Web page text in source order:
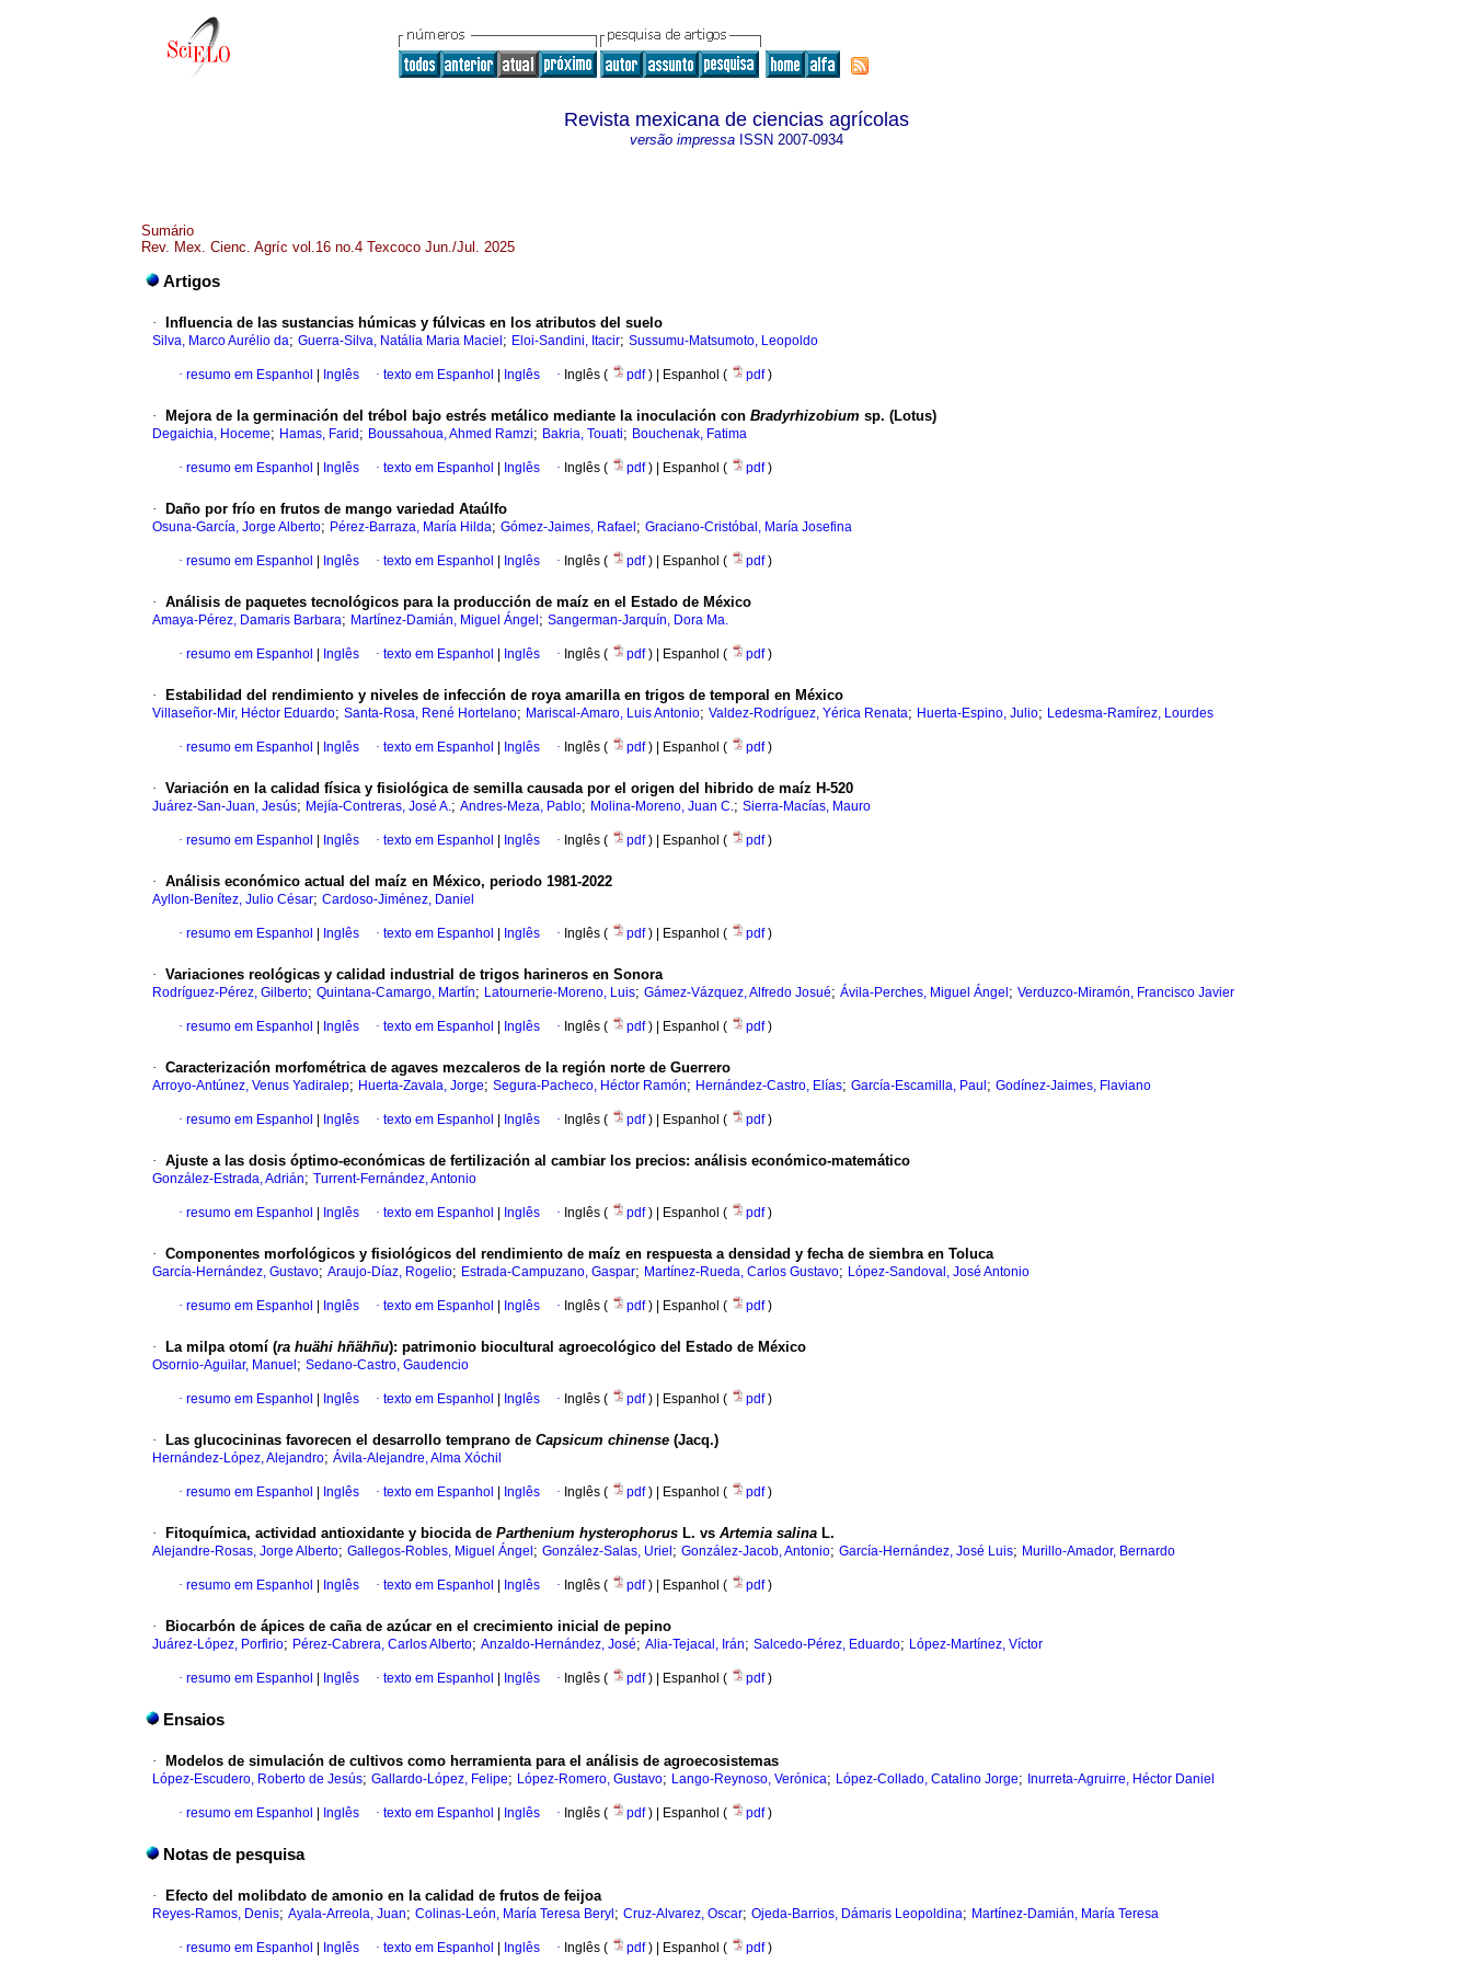
Revista mexicana de ciencias agrícolas
versão impressaISSN 2007-0934
Sumário
Rev. Mex. Cienc. Agríc vol.16 no.4 Texcoco Jun./Jul. 2025
Artigos
· Influencia de las sustancias húmicas y fúlvicas en los atributos del suelo
Silva, Marco Aurélio da; Guerra-Silva, Natália Maria Maciel ; Eloi-Sandini, Itacir; Sussumu-Matsumoto, Leopoldo
· resumo em Espanhol Inglês · texto em Espanhol Inglês · Inglês ( pdf) | Espanhol ( pdf)
· Mejora de la germinación del trébol bajo estrés metálico mediante la inoculación con Bradyrhizobium sp. (Lotus)
Degaichia, Hoceme; Hamas, Farid ; Boussahoua, Ahmed Ramzi; Bakria, Touati; Bouchenak, Fatima
· resumo em Espanhol Inglês · texto em Espanhol Inglês · Inglês ( pdf) | Espanhol ( pdf)
· Daño por frío en frutos de mango variedad Ataúlfo
Osuna-García, Jorge Alberto; Pérez-Barraza, María Hilda; Gómez-Jaimes, Rafael ; Graciano-Cristóbal, María Josefina
· resumo em Espanhol Inglês · texto em Espanhol Inglês · Inglês ( pdf) | Espanhol ( pdf)
· Análisis de paquetes tecnológicos para la producción de maíz en el Estado de México
Amaya-Pérez, Damaris Barbara; Martínez-Damián, Miguel Ángel ; Sangerman-Jarquín, Dora Ma.
· resumo em Espanhol Inglês · texto em Espanhol Inglês · Inglês ( pdf) | Espanhol ( pdf)
· Estabilidad del rendimiento y niveles de infección de roya amarilla en trigos de temporal en México
Villaseñor-Mir, Héctor Eduardo; Santa-Rosa, René Hortelano; Mariscal-Amaro, Luis Antonio; Valdez-Rodríguez, Yérica Renata; Huerta-Espino, Julio; Ledesma-Ramírez, Lourdes
· resumo em Espanhol Inglês · texto em Espanhol Inglês · Inglês ( pdf) | Espanhol ( pdf)
· Variación en la calidad física y fisiológica de semilla causada por el origen del hibrido de maíz H-520
Juárez-San-Juan, Jesús; Mejía-Contreras, José A.; Andres-Meza, Pablo; Molina-Moreno, Juan C.; Sierra-Macías, Mauro
· resumo em Espanhol Inglês · texto em Espanhol Inglês · Inglês ( pdf) | Espanhol ( pdf)
· Análisis económico actual del maíz en México, periodo 1981-2022
Ayllon-Benítez, Julio César; Cardoso-Jiménez, Daniel
· resumo em Espanhol Inglês · texto em Espanhol Inglês · Inglês ( pdf) | Espanhol ( pdf)
· Variaciones reológicas y calidad industrial de trigos harineros en Sonora
Rodríguez-Pérez, Gilberto; Quintana-Camargo, Martín; Latournerie-Moreno, Luis; Gámez-Vázquez, Alfredo Josué; Ávila-Perches, Miguel Ángel ; Verduzco-Miramón, Francisco Javier
· resumo em Espanhol Inglês · texto em Espanhol Inglês · Inglês ( pdf) | Espanhol ( pdf)
· Caracterización morfométrica de agaves mezcaleros de la región norte de Guerrero
Arroyo-Antúnez, Venus Yadiralep; Huerta-Zavala, Jorge; Segura-Pacheco, Héctor Ramón; Hernández-Castro, Elías; García-Escamilla, Paul ; Godínez-Jaimes, Flaviano
· resumo em Espanhol Inglês · texto em Espanhol Inglês · Inglês ( pdf) | Espanhol ( pdf)
· Ajuste a las dosis óptimo-económicas de fertilización al cambiar los precios: análisis económico-matemático
González-Estrada, Adrián; Turrent-Fernández, Antonio
· resumo em Espanhol Inglês · texto em Espanhol Inglês · Inglês ( pdf) | Espanhol ( pdf)
· Componentes morfológicos y fisiológicos del rendimiento de maíz en respuesta a densidad y fecha de siembra en Toluca
García-Hernández, Gustavo; Araujo-Díaz, Rogelio; Estrada-Campuzano, Gaspar; Martínez-Rueda, Carlos Gustavo; López-Sandoval, José Antonio
· resumo em Espanhol Inglês · texto em Espanhol Inglês · Inglês ( pdf) | Espanhol ( pdf)
· La milpa otomí (ra huähi hñähñu): patrimonio biocultural agroecológico del Estado de México
Osornio-Aguilar, Manuel ; Sedano-Castro, Gaudencio
· resumo em Espanhol Inglês · texto em Espanhol Inglês · Inglês ( pdf) | Espanhol ( pdf)
· Las glucocininas favorecen el desarrollo temprano de Capsicum chinense (Jacq.)
Hernández-López, Alejandro; Ávila-Alejandre, Alma Xóchil
· resumo em Espanhol Inglês · texto em Espanhol Inglês · Inglês ( pdf) | Espanhol ( pdf)
· Fitoquímica, actividad antioxidante y biocida de Parthenium hysterophorus L. vs Artemia salina L.
Alejandre-Rosas, Jorge Alberto; Gallegos-Robles, Miguel Ángel ; González-Salas, Uriel ; González-Jacob, Antonio; García-Hernández, José Luis; Murillo-Amador, Bernardo
· resumo em Espanhol Inglês · texto em Espanhol Inglês · Inglês ( pdf) | Espanhol ( pdf)
· Biocarbón de ápices de caña de azúcar en el crecimiento inicial de pepino
Juárez-López, Porfirio; Pérez-Cabrera, Carlos Alberto; Anzaldo-Hernández, José; Alia-Tejacal, Irán; Salcedo-Pérez, Eduardo; López-Martínez, Víctor
· resumo em Espanhol Inglês · texto em Espanhol Inglês · Inglês ( pdf) | Espanhol ( pdf)
Ensaios
· Modelos de simulación de cultivos como herramienta para el análisis de agroecosistemas
López-Escudero, Roberto de Jesús; Gallardo-López, Felipe; López-Romero, Gustavo; Lango-Reynoso, Verónica; López-Collado, Catalino Jorge; Inurreta-Agruirre, Héctor Daniel
· resumo em Espanhol Inglês · texto em Espanhol Inglês · Inglês ( pdf) | Espanhol ( pdf)
Notas de pesquisa
· Efecto del molibdato de amonio en la calidad de frutos de feijoa
Reyes-Ramos, Denis; Ayala-Arreola, Juan; Colinas-León, María Teresa Beryl ; Cruz-Alvarez, Oscar; Ojeda-Barrios, Dámaris Leopoldina; Martínez-Damián, María Teresa
· resumo em Espanhol Inglês · texto em Espanhol Inglês · Inglês ( pdf) | Espanhol ( pdf)